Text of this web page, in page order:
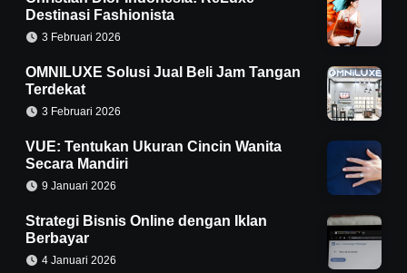
Destinasi Fashionista
3 Februari 2026
OMNILUXE Solusi Jual Beli Jam Tangan
Terdekat
3 Februari 2026
VUE: Tentukan Ukuran Cincin Wanita
Secara Mandiri
9 Januari 2026
Strategi Bisnis Online dengan Iklan
Berbayar
4 Januari 2026